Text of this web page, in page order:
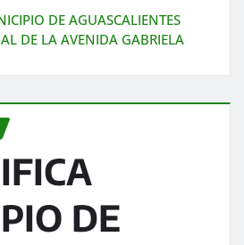
DE AGUASCALIENTES
DE LA AVENIDA GABRIELA
DE